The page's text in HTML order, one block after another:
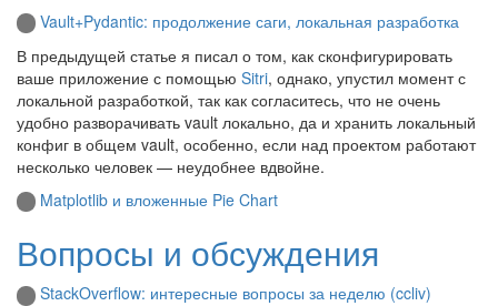
Vault+Pydantic: продолжение саги, локальная разработка
В предыдущей статье я писал о том, как сконфигурировать
ваше приложение с помощью Sitri, однако, упустил момент с
локальной разработкой, так как согласитесь, что не очень
удобно разворачивать vault локально, да и хранить локальный
конфиг в общем vault, особенно, если над проектом работают
несколько человек — неудобнее вдвойне.
Matplotlib и вложенные Pie Chart
Вопросы и обсуждения
StackOverflow: интересные вопросы за неделю (ccliv)